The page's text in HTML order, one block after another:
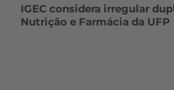
IGEC considera irregular
Nutrição e Farmácia da UFP